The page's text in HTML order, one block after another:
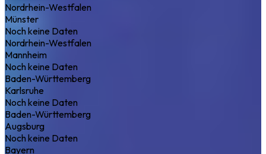
Nordrhein-Westfalen
Münster
Noch keine Daten
Nordrhein-Westfalen
Mannheim
Noch keine Daten
Baden-Württemberg
Karlsruhe
Noch keine Daten
Baden-Württemberg
Augsburg
Noch keine Daten
Bayern